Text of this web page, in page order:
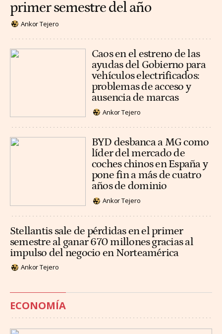
primer semestre del año
Ankor Tejero
Caos en el estreno de las
ayudas del Gobierno para
vehículos electrificados:
problemas de acceso y
ausencia de marcas
Ankor Tejero
BYD desbanca a MG como
líder del mercado de
coches chinos en España y
pone fin a más de cuatro
años de dominio
Ankor Tejero
Stellantis sale de pérdidas en el primer
semestre al ganar 670 millones gracias al
impulso del negocio en Norteamérica
Ankor Tejero
ECONOMÍA